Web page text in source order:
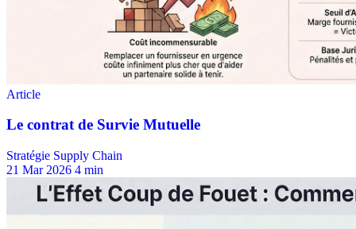
Stratégie Supply Chain
21 Mar 2026 4 min